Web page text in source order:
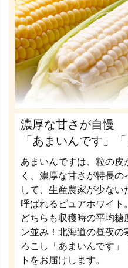
濃厚な甘さが自慢
「あまいんです」
あまいんですは、粒の皮
く、濃厚な甘さが特長
して、生産農家が少ない
呼ばれるピュアホワイト。
どちらも収穫時の平均糖
ン並み！北海道の昼夜の
ろこし「あまいんです」
トをお届けします。